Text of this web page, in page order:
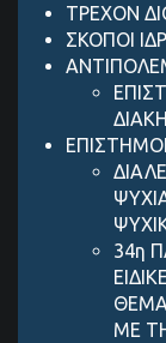
ΤΡΕΧΟΝ
ΣΚΟΠΟΙ
34η
ΘΕΜΑ
ΜΕ